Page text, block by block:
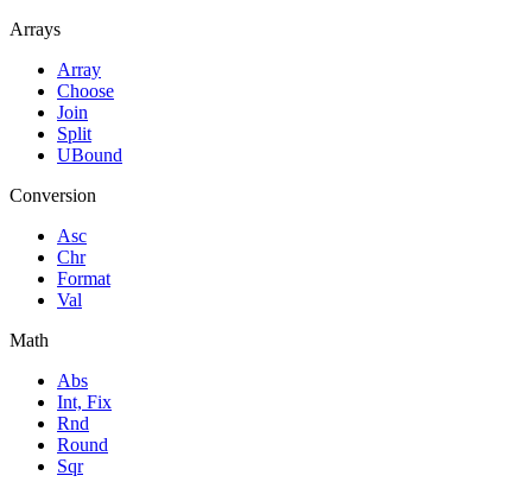
Arrays
Array
Choose
Join
Split
UBound
Conversion
Asc
Chr
Format
Val
Math
Abs
Int, Fix
Rnd
Round
Sqr